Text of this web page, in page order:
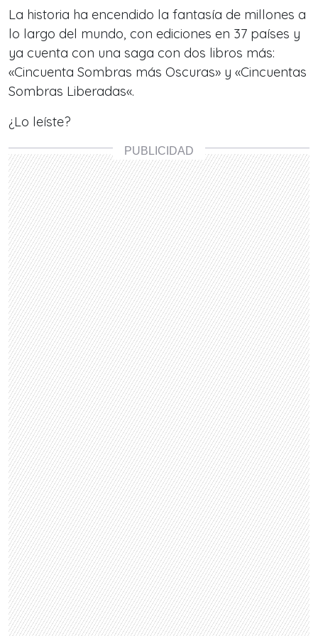
La historia ha encendido la fantasía de millones a
lo largo del mundo, con ediciones en 37 países y
ya cuenta con una saga con dos libros más:
«Cincuenta Sombras más Oscuras» y «Cincuentas
Sombras Liberadas«.
¿Lo leíste?